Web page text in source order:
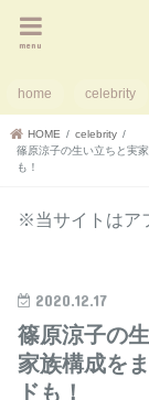
menu
home celebrity
HOME
celebrity
篠原涼子の生い立ちと実
も！
※当サイトはア
2020.12.17
篠原涼子の
家族構成を
ドも！